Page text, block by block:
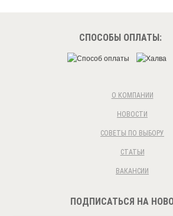
СПОСОБЫ ОПЛАТЫ:
О КОМПАНИИ
НОВОСТИ
СОВЕТЫ ПО ВЫБОРУ
СТАТЬИ
ВАКАНСИИ
ПОДПИСАТЬСЯ НА